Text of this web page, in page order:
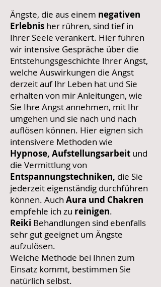
Ängste, die aus einem negativen
Erlebnis her rühren, sind tief in
Ihrer Seele verankert. Hier führen
wir intensive Gespräche über die
Entstehungsgeschichte Ihrer Angst,
welche Auswirkungen die Angst
derzeit auf Ihr Leben hat und Sie
erhalten von mir Anleitungen, wie
Sie Ihre Angst annehmen, mit Ihr
umgehen und sie nach und nach
auflösen können. Hier eignen sich
intensivere Methoden wie
Hypnose, Aufstellungsarbeit und
die Vermittlung von
Entspannungstechniken, die Sie
jederzeit eigenständig durchführen
können. Auch Aura und Chakren
empfehle ich zu reinigen.
Reiki Behandlungen sind ebenfalls
sehr gut geeignet um Ängste
aufzulösen.
Welche Methode bei Ihnen zum
Einsatz kommt, bestimmen Sie
natürlich selbst.